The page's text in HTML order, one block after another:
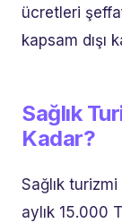
ücretleri
kapsam dışı
Sağlık
Kadar?
Sağlık
aylık 15.000